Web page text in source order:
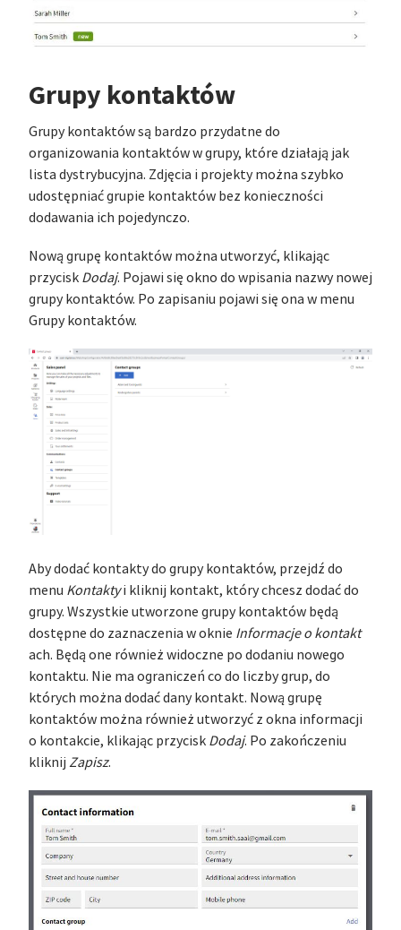
Grupy kontaktów
Grupy kontaktów są bardzo przydatne do
organizowania kontaktów w grupy, które działają jak
lista dystrybucyjna. Zdjęcia i projekty można szybko
udostępniać grupie kontaktów bez konieczności
dodawania ich pojedynczo.
Nową grupę kontaktów można utworzyć, klikając
przycisk Dodaj. Pojawi się okno do wpisania nazwy nowej
grupy kontaktów. Po zapisaniu pojawi się ona w menu
Grupy kontaktów.
Aby dodać kontakty do grupy kontaktów, przejdź do
menu Kontaktyi kliknij kontakt, który chcesz dodać do
grupy. Wszystkie utworzone grupy kontaktów będą
dostępne do zaznaczenia w oknie Informacje o kontakt
ach. Będą one również widoczne po dodaniu nowego
kontaktu. Nie ma ograniczeń co do liczby grup, do
których można dodać dany kontakt. Nową grupę
kontaktów można również utworzyć z okna informacji
o kontakcie, klikając przycisk Dodaj. Po zakończeniu
kliknij Zapisz.